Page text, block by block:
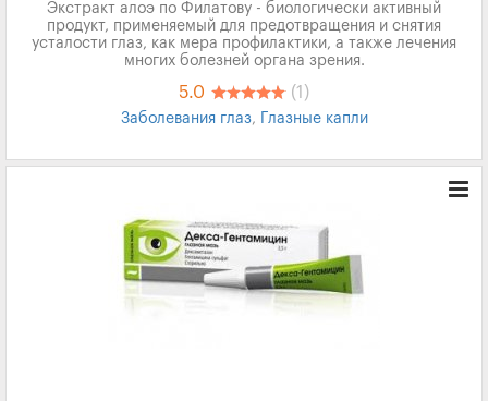
Экстракт алоэ по Филатову - биологически активный
продукт, применяемый для предотвращения и снятия
усталости глаз, как мера профилактики, а также лечения
многих болезней органа зрения.
5.0 (1)
Заболевания глаз, Глазные капли